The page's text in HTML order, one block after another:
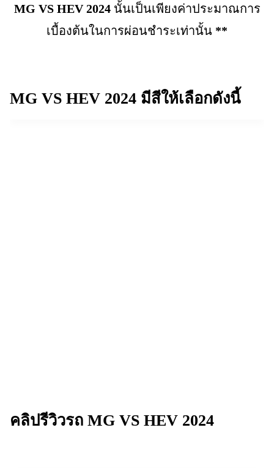
MG VS HEV 2024นั้นเป็นเพียงค่าประมาณการ
เบื้องต้นในการผ่อนชำระเท่านั้น **
MG VS HEV 2024 มีสีให้เลือกดังนี้
คลิปรีวิวรถ MG VS HEV 2024